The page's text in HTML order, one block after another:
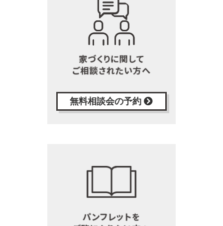
無料相談会の予約